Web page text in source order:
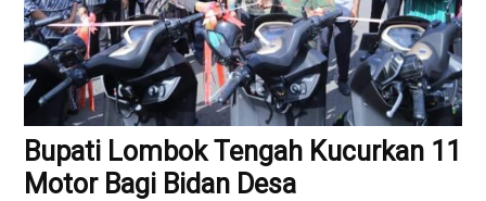
Bupati Lombok Tengah Kucurkan 11
Motor Bagi Bidan Desa